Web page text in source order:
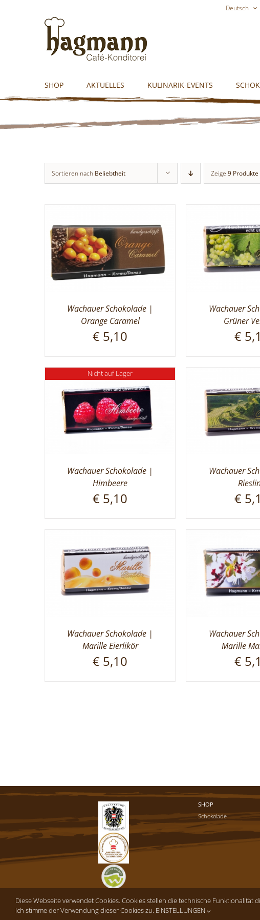
Deutsch
SHOP AKTUELLES KULINARIK-EVENTS
Sortieren nach Beliebtheit Zeige 9 Produkte
Wachauer Schokolade |
Orange Caramel
€ 5,10
Wachauer
Grüner
€
Nicht auf Lager
Wachauer Schokolade |
Himbeere
€ 5,10
Wachauer
€
Wachauer Schokolade |
Marille Eierlikör
€ 5,10
Wachauer
Marille
€
SHOP
Schokolade
Diese Webseite verwendet Cookies. Cookies stellen die technische
Ich stimme der Verwendung dieser Cookies zu. EINSTELLUNGEN